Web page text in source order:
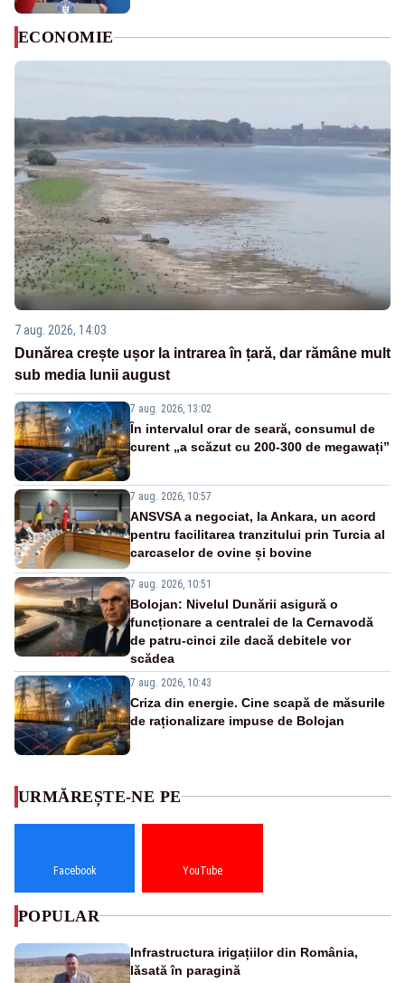
ECONOMIE
7 aug. 2026, 14:03
Dunărea crește ușor la intrarea în țară, dar rămâne mult
sub media lunii august
7 aug. 2026, 13:02
În intervalul orar de seară, consumul de
curent „a scăzut cu 200-300 de megawați”
7 aug. 2026, 10:57
ANSVSA a negociat, la Ankara, un acord
pentru facilitarea tranzitului prin Turcia al
carcaselor de ovine și bovine
7 aug. 2026, 10:51
Bolojan: Nivelul Dunării asigură o
funcționare a centralei de la Cernavodă
de patru-cinci zile dacă debitele vor
scădea
7 aug. 2026, 10:43
Criza din energie. Cine scapă de măsurile
de raționalizare impuse de Bolojan
URMĂREȘTE-NE PE
Facebook YouTube
POPULAR
Infrastructura irigațiilor din România,
lăsată în paragină